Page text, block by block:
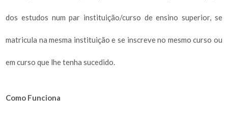
dos estudos num par instituição/curso de ensino superior, se
matricula na mesma instituição e se inscreve no mesmo curso ou
em curso que lhe tenha sucedido.
Como Funciona